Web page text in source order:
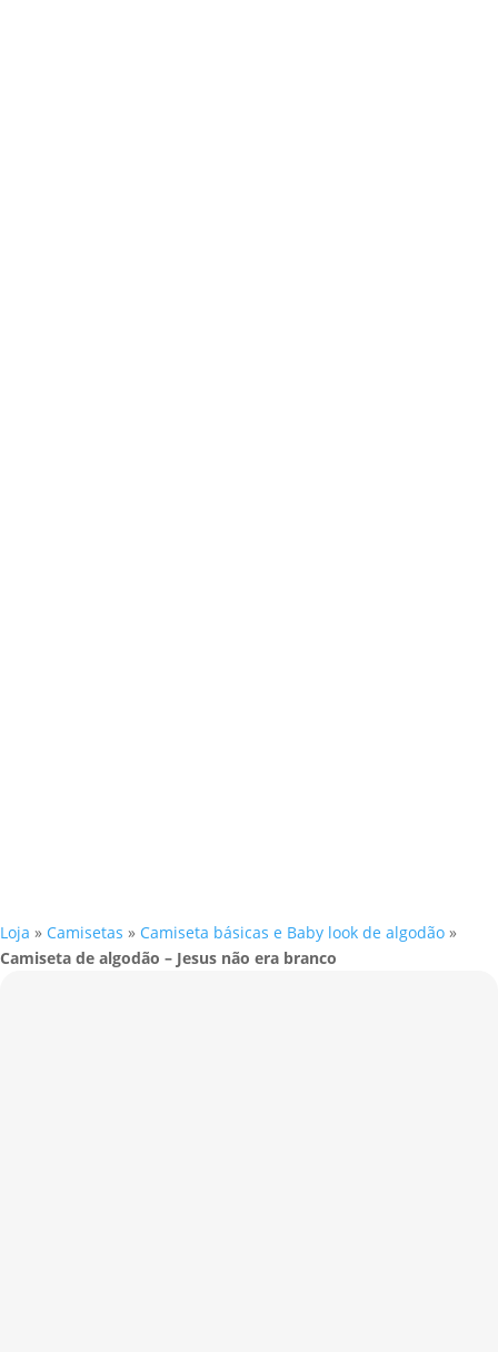
Loja » Camisetas » Camiseta básicas e Baby look de algodão »
Camiseta de algodão – Jesus não era branco